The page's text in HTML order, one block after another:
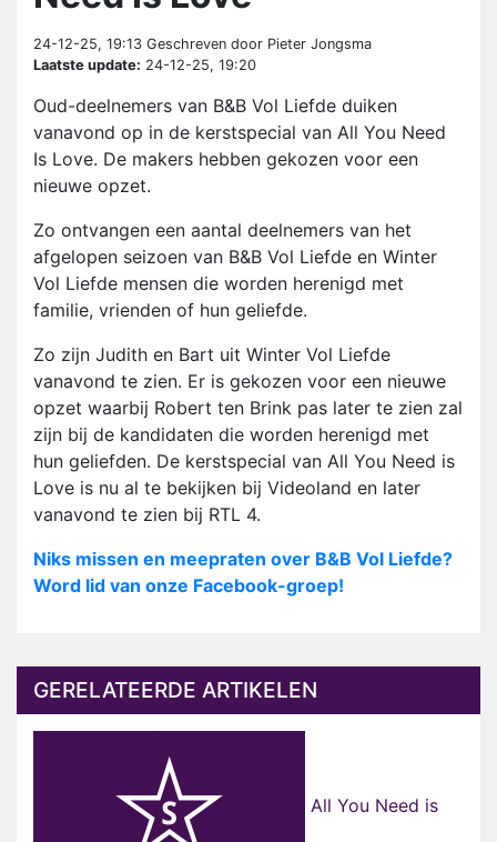
24-12-25, 19:13 Geschreven door Pieter Jongsma
Laatste update: 24-12-25, 19:20
Oud-deelnemers van B&B Vol Liefde duiken
vanavond op in de kerstspecial van All You Need
Is Love. De makers hebben gekozen voor een
nieuwe opzet.
Zo ontvangen een aantal deelnemers van het
afgelopen seizoen van B&B Vol Liefde en Winter
Vol Liefde mensen die worden herenigd met
familie, vrienden of hun geliefde.
Zo zijn Judith en Bart uit Winter Vol Liefde
vanavond te zien. Er is gekozen voor een nieuwe
opzet waarbij Robert ten Brink pas later te zien zal
zijn bij de kandidaten die worden herenigd met
hun geliefden. De kerstspecial van All You Need is
Love is nu al te bekijken bij Videoland en later
vanavond te zien bij RTL 4.
Niks missen en meepraten over B&B Vol Liefde?
Word lid van onze Facebook-groep!
GERELATEERDE ARTIKELEN
All You Need is